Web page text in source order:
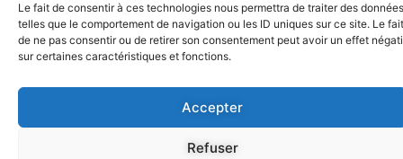
Le fait de consentir à ces technologies nous permettra de traiter des données
telles que le comportement de navigation ou les ID uniques sur ce site. Le fait
de ne pas consentir ou de retirer son consentement peut avoir un effet
sur certaines caractéristiques et fonctions.
Accepter
Refuser
© 2026 FLO & CO. All Rights Reserved